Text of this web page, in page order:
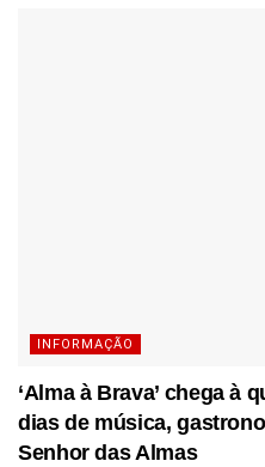
INFORMAÇÃO
‘Alma à Brava’ chega à
dias de música,
Senhor das Almas